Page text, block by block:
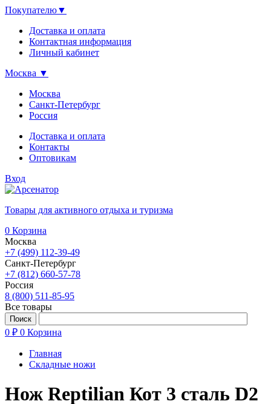
Покупателю▼
Доставка и оплата
Контактная информация
Личный кабинет
Москва ▼
Москва
Санкт-Петербург
Россия
Доставка и оплата
Контакты
Оптовикам
Вход
Товары для активного отдыха и туризма
0 Корзина
Москва
+7 (499) 112-39-49
Санкт-Петербург
+7 (812) 660-57-78
Россия
8 (800) 511-85-95
Все товары
0 ₽ 0 Корзина
Главная
Складные ножи
Нож Reptilian Кот 3 сталь D2